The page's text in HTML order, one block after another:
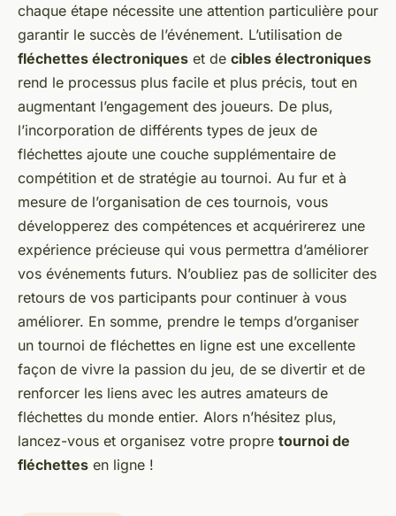
chaque étape nécessite une attention particulière pour
garantir le succès de l’événement. L’utilisation de
fléchettes électroniques et de cibles électroniques
rend le processus plus facile et plus précis, tout en
augmentant l’engagement des joueurs. De plus,
l’incorporation de différents types de jeux de
fléchettes ajoute une couche supplémentaire de
compétition et de stratégie au tournoi. Au fur et à
mesure de l’organisation de ces tournois, vous
développerez des compétences et acquérirerez une
expérience précieuse qui vous permettra d’améliorer
vos événements futurs. N’oubliez pas de solliciter des
retours de vos participants pour continuer à vous
améliorer. En somme, prendre le temps d’organiser
un tournoi de fléchettes en ligne est une excellente
façon de vivre la passion du jeu, de se divertir et de
renforcer les liens avec les autres amateurs de
fléchettes du monde entier. Alors n’hésitez plus,
lancez-vous et organisez votre propre tournoi de
fléchettes en ligne !